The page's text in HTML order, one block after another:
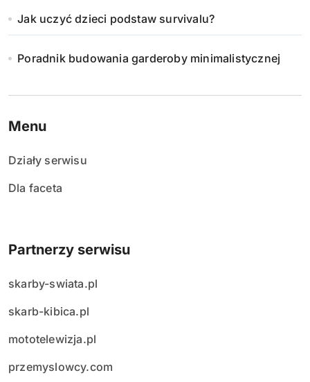
Jak uczyć dzieci podstaw survivalu?
Poradnik budowania garderoby minimalistycznej
Menu
Działy serwisu
Dla faceta
Partnerzy serwisu
skarby-swiata.pl
skarb-kibica.pl
mototelewizja.pl
przemyslowcy.com